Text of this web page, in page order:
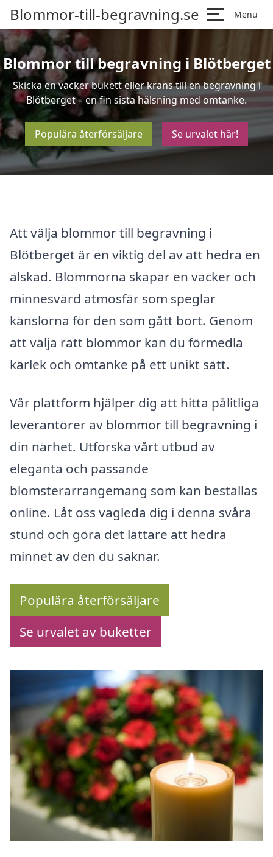
Blommor-till-begravning.se Menu
Blommor till begravning i Blötberget
Skicka en vacker bukett eller krans till en begravning i
Blötberget – en fin sista hälsning med omtanke.
Populära återförsäljare Se urvalet här!
Att välja blommor till begravning i
Blötberget är en viktig del av att hedra en
älskad. Blommorna skapar en vacker och
minnesvärd atmosfär som speglar
känslorna för den som gått bort. Genom
att välja rätt blommor kan du förmedla
kärlek och omtanke på ett unikt sätt.
Vår plattform hjälper dig att hitta pålitliga
leverantörer av blommor till begravning i
din närhet. Utforska vårt utbud av
eleganta och passande
blomsterarrangemang som kan beställas
online. Låt oss vägleda dig i denna svåra
stund och göra det lättare att hedra
minnet av den du saknar.
Populära återförsäljare
Se urvalet av buketter